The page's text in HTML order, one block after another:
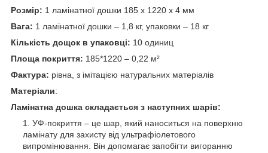
Розмір: 1 ламінатної дошки 185 х 1220 х 4 мм
Вага: 1 ламінатної дошки – 1,8 кг, упаковки – 18 кг
Кількість дощок в упаковці: 10 одиниц
Площа покриття: 185*1220 – 0,22 м²
Фактура: рівна, з імітацією натуральних матеріалів
Матеріали:
Ламінатна дошка складається з наступних шарів:
УФ-покриття – це шар, який наноситься на поверхню
ламінату для захисту від ультрафіолетового
випромінювання. Він допомагає запобігти вигоранню